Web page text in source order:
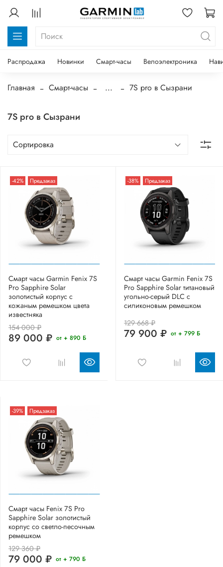
Распродажа Новинки Смарт-часы Велоэлектроника
Главная Смарт-часы ... 7S pro в Сызрани
7S pro в Сызрани
-42% Предзаказ
Смарт часы Garmin Fenix 7S
Pro Sapphire Solar
золотистый корпус с
кожаным ремешком цвета
известняка
154 000 ₽
89 000 ₽ от + 890 Б
-38% Предзаказ
Смарт часы Garmin Fenix 7S
Pro Sapphire Solar титановый
угольно-серый DLC с
силиконовым ремешком
129 668 ₽
79 900 ₽ от + 799 Б
-39% Предзаказ
Смарт часы Fenix 7S Pro
Sapphire Solar золотистый
корпус со светло-песочным
ремешком
129 360 ₽
79 000 ₽ от + 790 Б